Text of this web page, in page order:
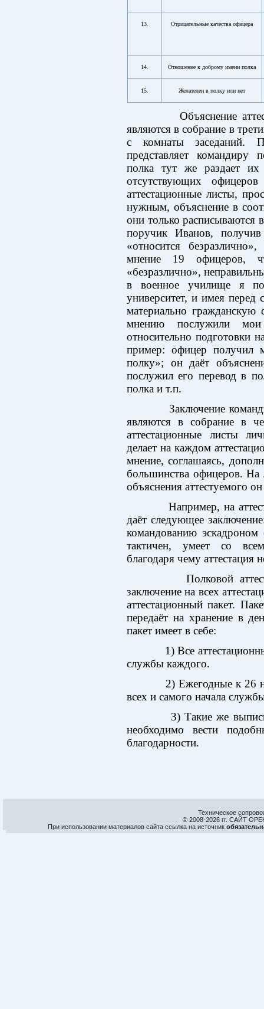
13. Отрицательные качества офицера
14. Отношение к доброму имени полка
15. Желателен в полку или нет
Объяснение
являются в собрание в
с комнаты заседаний.
представляет командиру
полка тут же раздает
отсутствующих
аттестационные листы,
нужным, объяснение в
они только расписываются
поручик Иванов,
«относится
мнение 19 офицеров,
«безразлично»,
в военное училище я
университет, и имея
материально
мнению послужили
относительно подготовки
пример: офицер получил
полку»; он даёт
послужил его перевод в
полка и т.п.
Заключение
являются в собрание в
аттестационные листы
делает на каждом
мнение, соглашаясь,
большинства офицеров. На
объяснения аттестуемого
Например, на
даёт следующее
командованию
тактичен, умеет со
благодаря чему аттестация
Полковой
заключение на всех
аттестационный пакет.
передаёт на хранение в
пакет имеет в себе:
1) Все
службы каждого.
2) Ежегодные к 26
всех и самого начала
3) Такие же выписки
необходимо вести
благодарности.
Техническое
© 2008-2026 гг. САЙТ
При использовании материалов сайта ссылка на источник